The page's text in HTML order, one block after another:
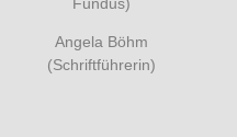
Angela Böhm
(Schriftführerin)